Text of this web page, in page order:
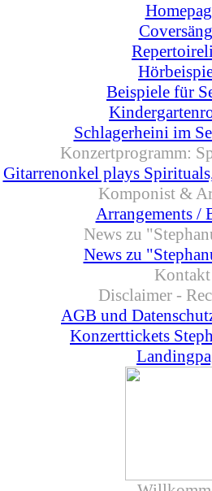
Beispiele für
Schlagerheini im
Konzertprogramm:
Gitarrenonkel plays
Komponist &
Arrangements /
News zu
News zu
Kontakt
Disclaimer -
AGB und
Konzerttickets